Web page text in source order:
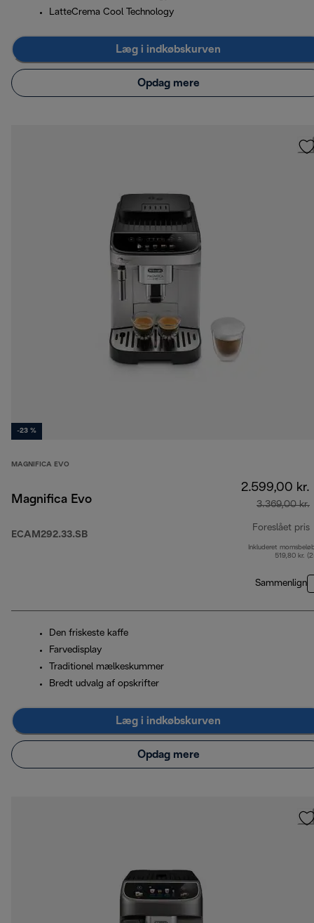
LatteCrema Cool Technology
Læg i indkøbskurven
Opdag mere
-23 %
MAGNIFICA EVO
Magnifica Evo
ECAM292.33.SB
2.599,00 kr.
3.369,00 kr.
Foreslået pris
Inkluderet
519,80 kr.
Sammenlign
Den friskeste kaffe
Farvedisplay
Traditionel mælkeskummer
Bredt udvalg af opskrifter
Læg i indkøbskurven
Opdag mere